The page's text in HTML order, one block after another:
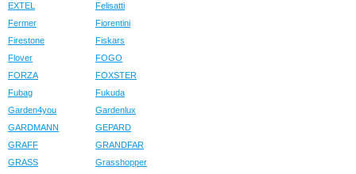
EXTEL
Felisatti
Fermer
Fiorentini
Firestone
Fiskars
Flover
FOGO
FORZA
FOXSTER
Fubag
Fukuda
Garden4you
Gardenlux
GARDMANN
GEPARD
GRAFF
GRANDFAR
GRASS
Grasshopper